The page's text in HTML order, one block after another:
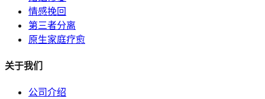
情感挽回
第三者分离
原生家庭疗愈
关于我们
公司介绍